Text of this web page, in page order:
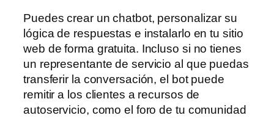
Puedes crear un chatbot, personalizar su
lógica de respuestas e instalarlo en tu sitio
web de forma gratuita. Incluso si no tienes
un representante de servicio al que puedas
transferir la conversación, el bot puede
remitir a los clientes a recursos de
autoservicio, como el foro de tu comunidad